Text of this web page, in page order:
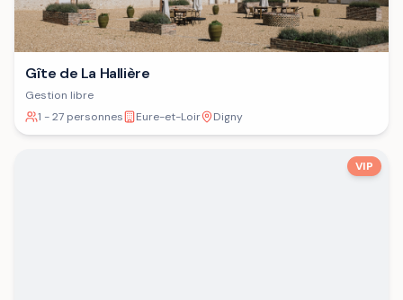
Gîte de La Hallière
Gestion libre
1 - 27 personnes
Eure-et-Loir Digny
VIP